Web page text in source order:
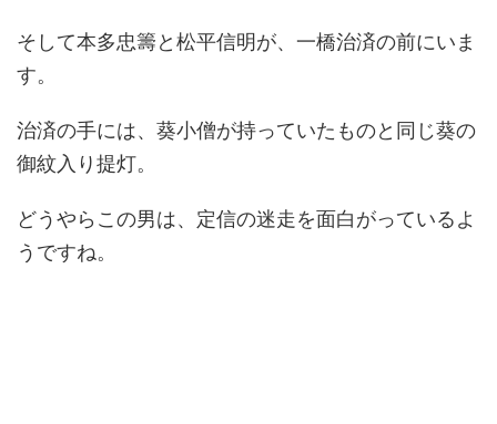
そして本多忠籌と松平信明が、一橋治済の前にいま
す。
治済の手には、葵小僧が持っていたものと同じ葵の
御紋入り提灯。
どうやらこの男は、定信の迷走を面白がっているよ
うですね。